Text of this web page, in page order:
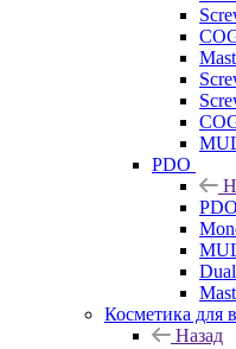
PDO
PDO
Косметика для
Назад